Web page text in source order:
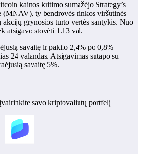
kainos kritimo sumažėjo Strategy’s
(MNAV), ty bendrovės rinkos viršutinės
grynosios turto vertės santykis. Nuo
atsigavo stovėti 1.13 val.
savaitę ir pakilo 2,4% po 0,8%
24 valandas. Atsigavimas sutapo su
savaitę 5%.
savo kriptovaliutų portfelį